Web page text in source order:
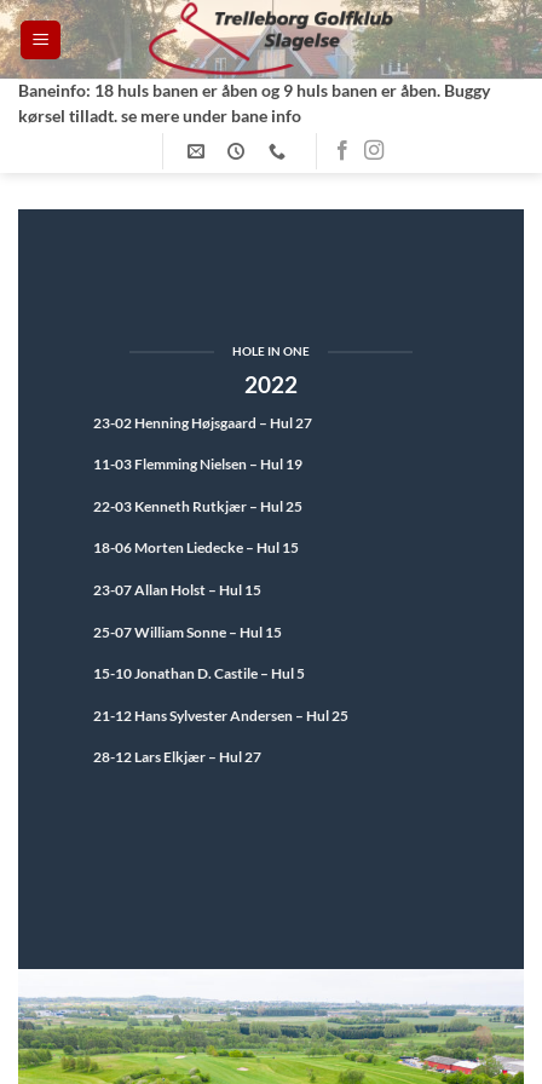
Fortsæt
til
indhold
Baneinfo: 18 huls banen er åben og 9 huls banen er åben. Buggy
kørsel tilladt. se mere under bane info
HOLE IN ONE
2022
23-02 Henning Højsgaard – Hul 27
11-03 Flemming Nielsen – Hul 19
22-03 Kenneth Rutkjær – Hul 25
18-06 Morten Liedecke – Hul 15
23-07 Allan Holst – Hul 15
25-07 William Sonne – Hul 15
15-10 Jonathan D. Castile – Hul 5
21-12 Hans Sylvester Andersen – Hul 25
28-12 Lars Elkjær – Hul 27